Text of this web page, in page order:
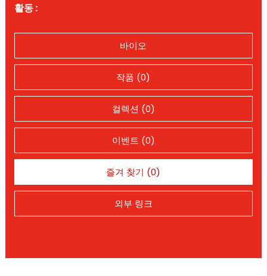
활동 :
바이오
작품 (0)
컬렉션 (0)
이벤트 (0)
즐겨 찾기 (0)
외부 링크